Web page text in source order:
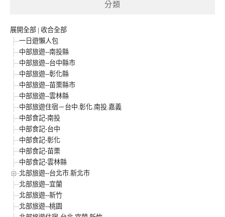
分類
展開全部 | 收合全部
一日遊懶人包
中部旅遊--南投縣
中部旅遊--台中縣市
中部旅遊--彰化縣
中部旅遊--苗栗縣市
中部旅遊--雲林縣
中部旅遊住宿－台中.彰化.南投.嘉義
中部食記-南投
中部食記-台中
中部食記-彰化
中部食記-苗栗
中部食記-雲林縣
北部旅遊--台北市.新北市
北部旅遊--宜蘭
北部旅遊--新竹
北部旅遊--桃園